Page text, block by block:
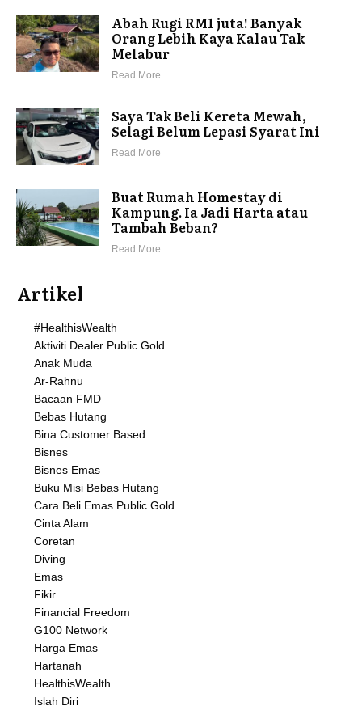
Abah Rugi RM1 juta! Banyak
Orang Lebih Kaya Kalau Tak
Melabur
Read More
Saya Tak Beli Kereta Mewah,
Selagi Belum Lepasi Syarat Ini
Read More
Buat Rumah Homestay di
Kampung. Ia Jadi Harta atau
Tambah Beban?
Read More
Artikel
#HealthisWealth
Aktiviti Dealer Public Gold
Anak Muda
Ar-Rahnu
Bacaan FMD
Bebas Hutang
Bina Customer Based
Bisnes
Bisnes Emas
Buku Misi Bebas Hutang
Cara Beli Emas Public Gold
Cinta Alam
Coretan
Diving
Emas
Fikir
Financial Freedom
G100 Network
Harga Emas
Hartanah
HealthisWealth
Islah Diri